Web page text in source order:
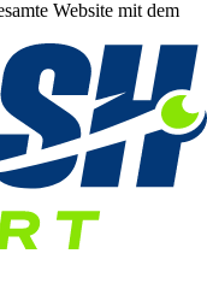
Website mit dem